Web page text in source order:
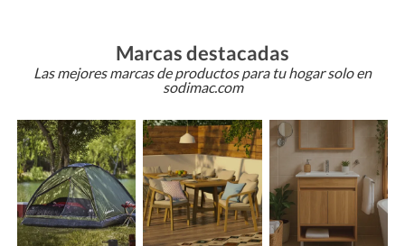
Marcas destacadas
Las mejores marcas de productos para tu hogar solo en
sodimac.com